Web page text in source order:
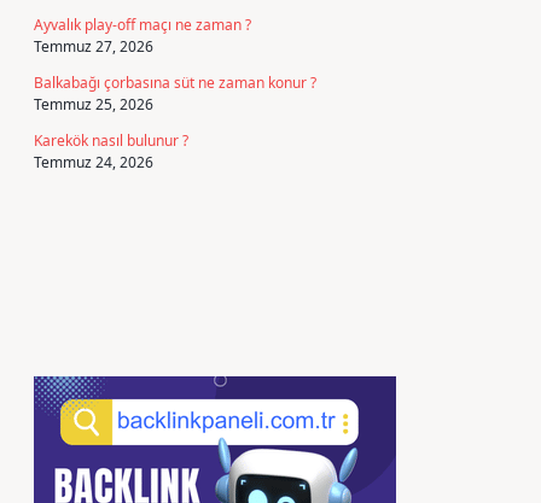
Ayvalık play-off maçı ne zaman ?
Temmuz 27, 2026
Balkabağı çorbasına süt ne zaman konur ?
Temmuz 25, 2026
Karekök nasıl bulunur ?
Temmuz 24, 2026